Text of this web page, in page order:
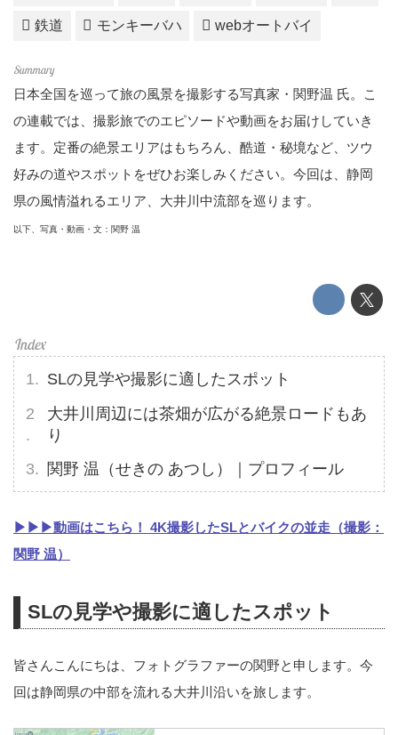
鉄道 モンキーバハ webオートバイ
日本全国を巡って旅の風景を撮影する写真家・関野温 氏。こ
の連載では、撮影旅でのエピソードや動画をお届けしていき
ます。定番の絶景エリアはもちろん、酷道・秘境など、ツウ
好みの道やスポットをぜひお楽しみください。今回は、静岡
県の風情溢れるエリア、大井川中流部を巡ります。
以下、写真・動画・文：関野 温
SLの見学や撮影に適したスポット
大井川周辺には茶畑が広がる絶景ロードもあ
り
関野 温（せきの あつし）｜プロフィール
▶▶▶動画はこちら！ 4K撮影したSLとバイクの並走（撮影：
関野 温）
SLの見学や撮影に適したスポット
皆さんこんにちは、フォトグラファーの関野と申します。今
回は静岡県の中部を流れる大井川沿いを旅します。